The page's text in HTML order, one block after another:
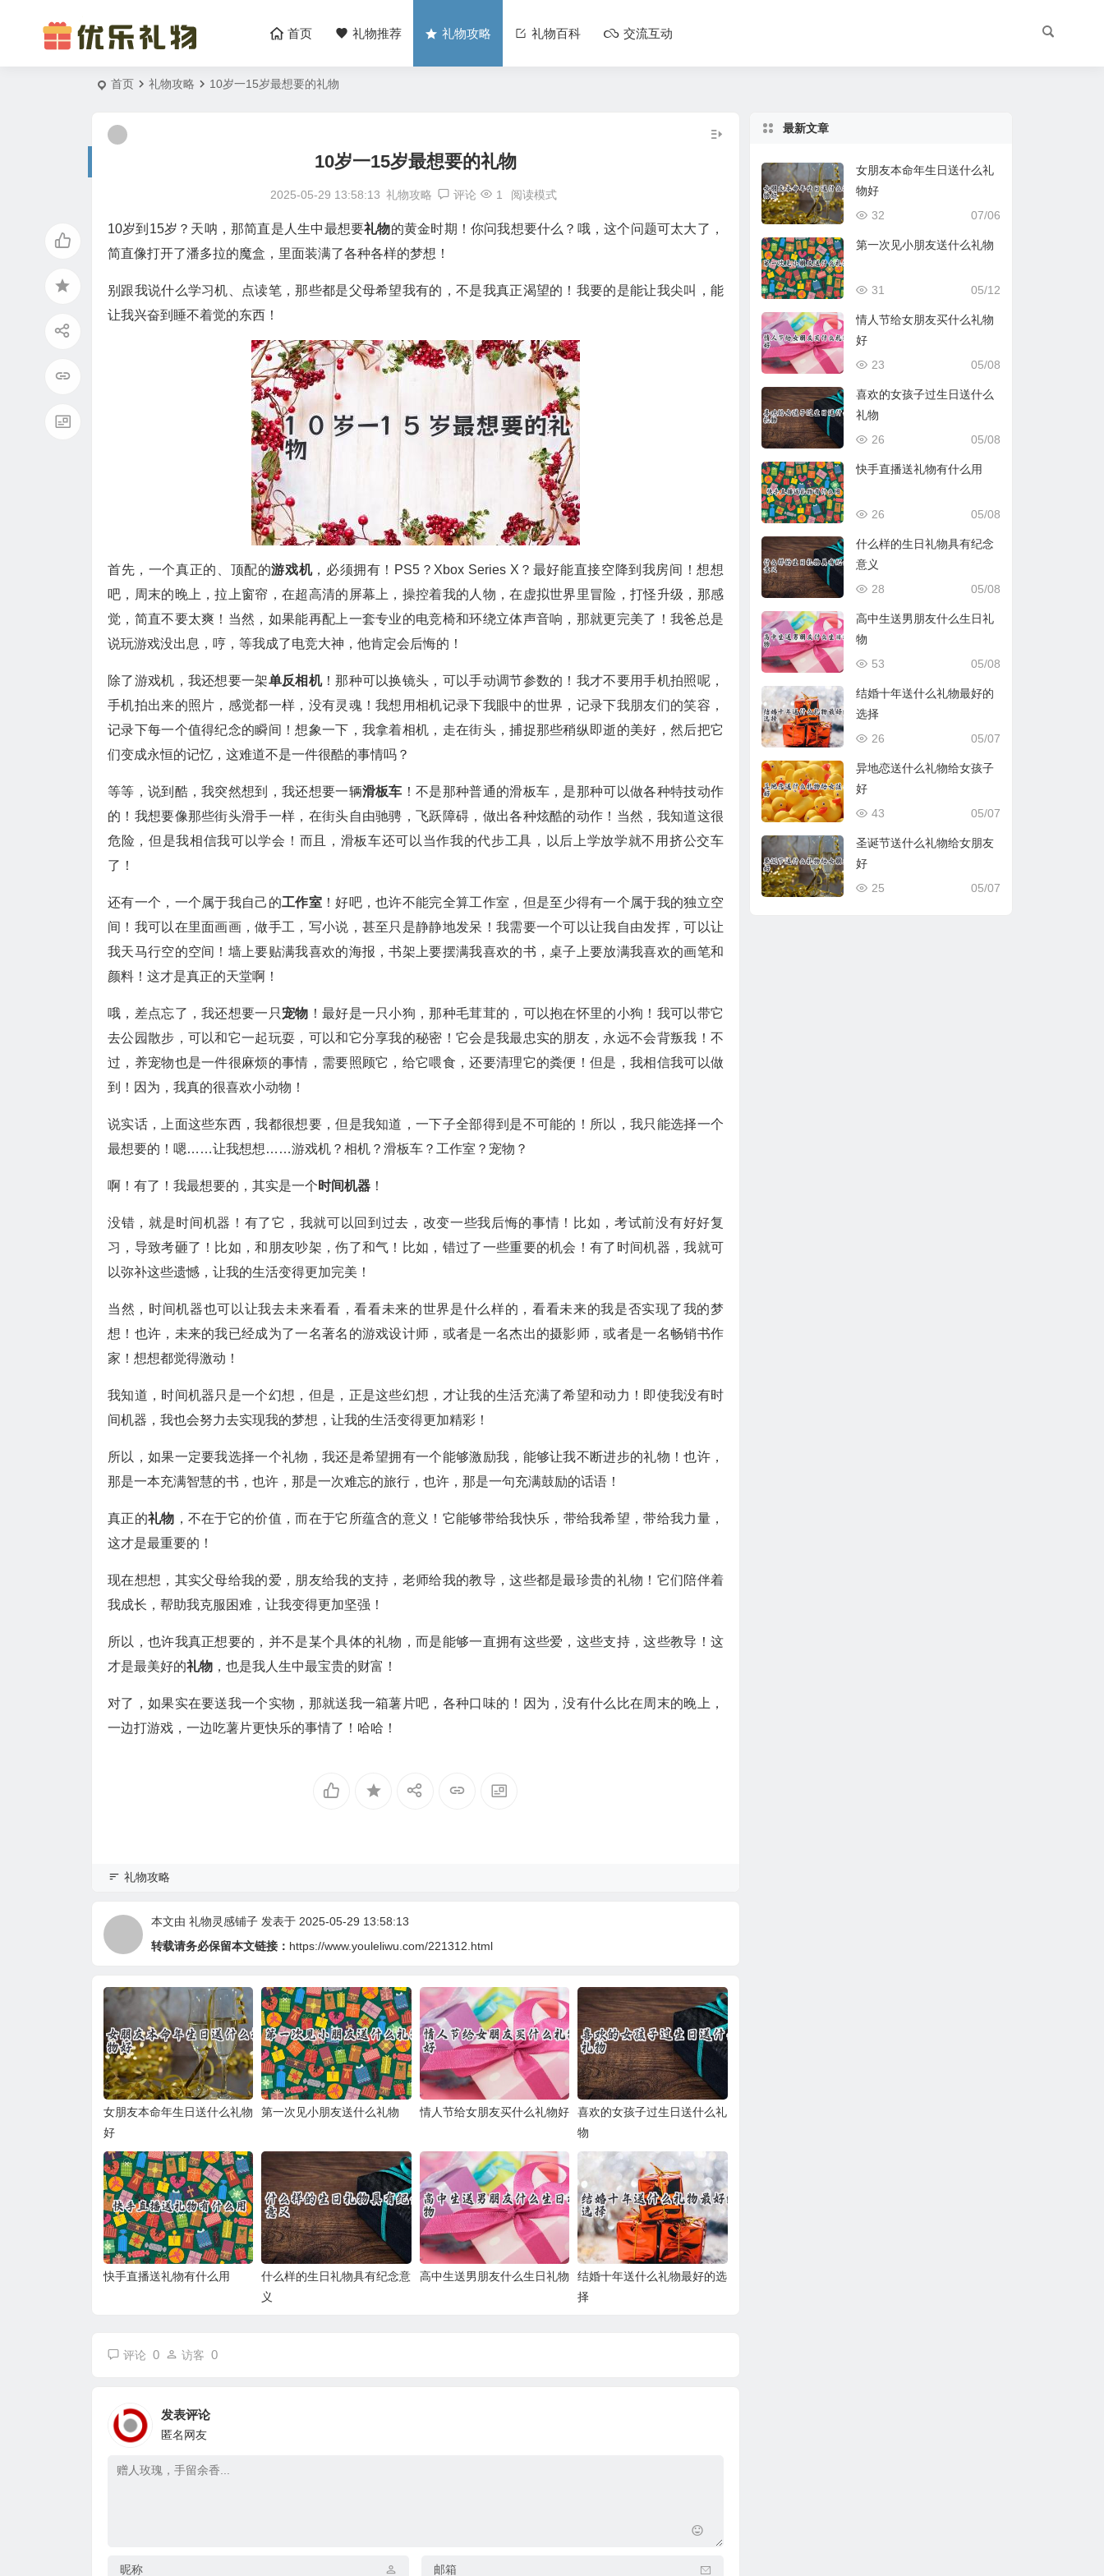
首页 礼物推荐 礼物攻略 礼物百科 交流互动
首页 礼物攻略 10岁一15岁最想要的礼物
10岁一15岁最想要的礼物
2025-05-29 13:58:13 礼物攻略 评论 1 阅读模式
10岁到15岁？天呐，那简直是人生中最想要礼物的黄金时期！你问我想要什么？哦，这个问题可太大了，
简直像打开了潘多拉的魔盒，里面装满了各种各样的梦想！
别跟我说什么学习机、点读笔，那些都是父母希望我有的，不是我真正渴望的！我要的是能让我尖叫，能
让我兴奋到睡不着觉的东西！
首先，一个真正的、顶配的游戏机，必须拥有！PS5？Xbox Series X？最好能直接空降到我房间！想想
吧，周末的晚上，拉上窗帘，在超高清的屏幕上，操控着我的人物，在虚拟世界里冒险，打怪升级，那感
觉，简直不要太爽！当然，如果能再配上一套专业的电竞椅和环绕立体声音响，那就更完美了！我爸总是
说玩游戏没出息，哼，等我成了电竞大神，他肯定会后悔的！
除了游戏机，我还想要一架单反相机！那种可以换镜头，可以手动调节参数的！我才不要用手机拍照呢，
手机拍出来的照片，感觉都一样，没有灵魂！我想用相机记录下我眼中的世界，记录下我朋友们的笑容，
记录下每一个值得纪念的瞬间！想象一下，我拿着相机，走在街头，捕捉那些稍纵即逝的美好，然后把它
们变成永恒的记忆，这难道不是一件很酷的事情吗？
等等，说到酷，我突然想到，我还想要一辆滑板车 ！不是那种普通的滑板车，是那种可以做各种特技动作
的！我想要像那些街头滑手一样，在街头自由驰骋，飞跃障碍，做出各种炫酷的动作！当然，我知道这很
危险，但是我相信我可以学会！而且，滑板车还可以当作我的代步工具，以后上学放学就不用挤公交车
了！
还有一个，一个属于我自己的工作室！好吧，也许不能完全算工作室，但是至少得有一个属于我的独立空
间！我可以在里面画画，做手工，写小说，甚至只是静静地发呆！我需要一个可以让我自由发挥，可以让
我天马行空的空间！墙上要贴满我喜欢的海报，书架上要摆满我喜欢的书，桌子上要放满我喜欢的画笔和
颜料！这才是真正的天堂啊！
哦，差点忘了，我还想要一只 宠物 ！最好是一只小狗，那种毛茸茸的，可以抱在怀里的小狗！我可以带它
去公园散步，可以和它一起玩耍，可以和它分享我的秘密！它会是我最忠实的朋友，永远不会背叛我！不
过，养宠物也是一件很麻烦的事情，需要照顾它，给它喂食，还要清理它的粪便！但是，我相信我可以做
到！因为，我真的很喜欢小动物！
说实话，上面这些东西，我都很想要，但是我知道，一下子全部得到是不可能的！所以，我只能选择一个
最想要的！嗯……让我想想……游戏机？相机？滑板车？工作室？宠物？
啊！有了！我最想要的，其实是一个 时间机器 ！
没错，就是时间机器！有了它，我就可以回到过去，改变一些我后悔的事情！比如，考试前没有好好复
习，导致考砸了！比如，和朋友吵架，伤了和气！比如，错过了一些重要的机会！有了时间机器，我就可
以弥补这些遗憾，让我的生活变得更加完美！
当然，时间机器也可以让我去未来看看，看看未来的世界是什么样的，看看未来的我是否实现了我的梦
想！也许，未来的我已经成为了一名著名的游戏设计师，或者是一名杰出的摄影师，或者是一名畅销书作
家！想想都觉得激动！
我知道，时间机器只是一个幻想，但是，正是这些幻想，才让我的生活充满了希望和动力！即使我没有时
间机器，我也会努力去实现我的梦想，让我的生活变得更加精彩！
所以，如果一定要我选择一个礼物，我还是希望拥有一个能够激励我，能够让我不断进步的礼物！也许，
那是一本充满智慧的书，也许，那是一次难忘的旅行，也许，那是一句充满鼓励的话语！
真正的礼物 ，不在于它的价值，而在于它所蕴含的意义！它能够带给我快乐，带给我希望，带给我力量，
这才是最重要的！
现在想想，其实父母给我的爱，朋友给我的支持，老师给我的教导，这些都是最珍贵的礼物！它们陪伴着
我成长，帮助我克服困难，让我变得更加坚强！
所以，也许我真正想要的，并不是某个具体的礼物，而是能够一直拥有这些爱，这些支持，这些教导！这
才是最美好的礼物 ，也是我人生中最宝贵的财富！
对了，如果实在要送我一个实物，那就送我一箱薯片吧，各种口味的！因为，没有什么比在周末的晚上，
一边打游戏，一边吃薯片更快乐的事情了！哈哈！
礼物攻略
本文由 礼物灵感铺子 发表于 2025-05-29 13:58:13
转载请务必保留本文链接： https://www.youleliwu.com/221312.html
女朋友本命年生日送什么礼物
好
第一次见小朋友送什么礼物 情人节给女朋友买什么礼物好
喜欢的女孩子过生日送什么礼
物
快手直播送礼物有什么用
什么样的生日礼物具有纪念意
义
高中生送男朋友什么生日礼物
结婚十年送什么礼物最好的选
择
评论 0 访客 0
发表评论
匿名网友
昵称 邮箱
最新文章
女朋友本命年生日送什么礼
物好
07/06
32
第一次见小朋友送什么礼物
05/12
31
情人节给女朋友买什么礼物
好
05/08
23
喜欢的女孩子过生日送什么
礼物
05/08
26
快手直播送礼物有什么用
05/08
26
什么样的生日礼物具有纪念
意义
05/08
28
高中生送男朋友什么生日礼
物
05/08
53
结婚十年送什么礼物最好的
选择
05/07
26
异地恋送什么礼物给女孩子
好
05/07
43
圣诞节送什么礼物给女朋友
好
05/07
25